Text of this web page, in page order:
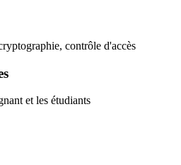
contrôle d'accès
et les étudiants